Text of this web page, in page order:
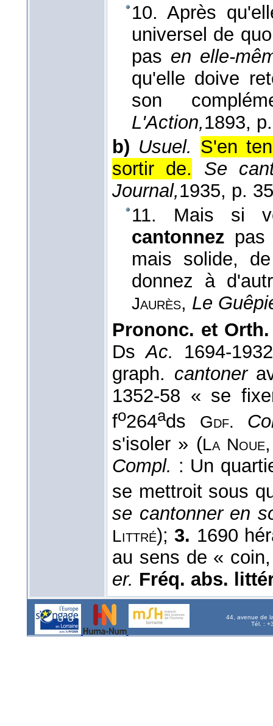
10. Après
universel de
pas en elle-
qu'elle doive
son
L'Action,1893,
b) Usuel. S'en
sortir de.
Se
Journal,1935, p.
11. Mais si
cantonnez
mais solide,
donnez à
Jaurès, Le
Prononc. et
DsAc.
1694-
graph. cantoner
1352-58 « se
fo264ads Gdf.
s'isoler » (La Noue
Compl. : Un
se mettroit sous
se cantonner en
Littré);3. 1690
au sens de «
er. Fréq. abs.
44, avenue de
Tél. :